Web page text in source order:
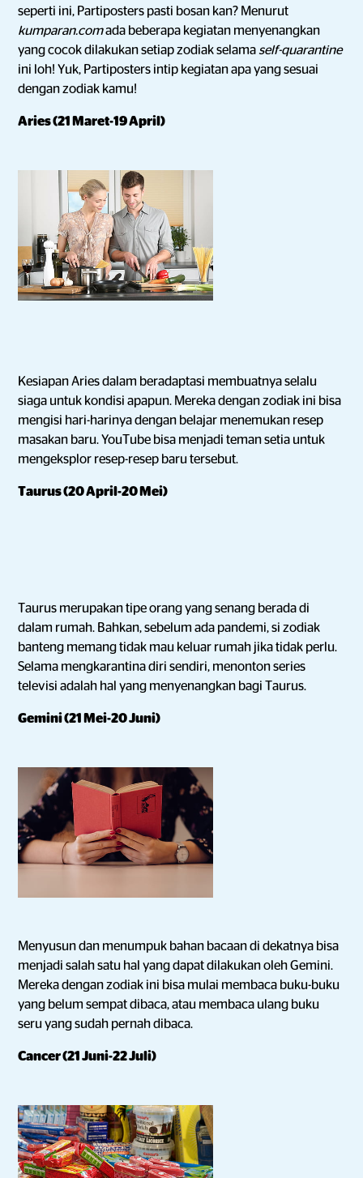
seperti ini, Partiposters pasti bosan kan? Menurut
kumparan.comada beberapa kegiatan menyenangkan
yang cocok dilakukan setiap zodiak selama self-quarantine
ini loh! Yuk, Partiposters intip kegiatan apa yang sesuai
dengan zodiak kamu!
Aries (21 Maret-19 April)
Kesiapan Aries dalam beradaptasi membuatnya selalu
siaga untuk kondisi apapun. Mereka dengan zodiak ini bisa
mengisi hari-harinya dengan belajar menemukan resep
masakan baru. YouTube bisa menjadi teman setia untuk
mengeksplor resep-resep baru tersebut.
Taurus (20 April-20 Mei)
Taurus merupakan tipe orang yang senang berada di
dalam rumah. Bahkan, sebelum ada pandemi, si zodiak
banteng memang tidak mau keluar rumah jika tidak perlu.
Selama mengkarantina diri sendiri, menonton series
televisi adalah hal yang menyenangkan bagi Taurus.
Gemini (21 Mei-20 Juni)
Menyusun dan menumpuk bahan bacaan di dekatnya bisa
menjadi salah satu hal yang dapat dilakukan oleh Gemini.
Mereka dengan zodiak ini bisa mulai membaca buku-buku
yang belum sempat dibaca, atau membaca ulang buku
seru yang sudah pernah dibaca.
Cancer (21 Juni-22 Juli)